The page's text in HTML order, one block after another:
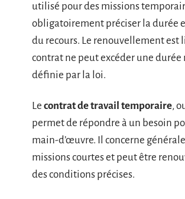
utilisé pour des missions
obligatoirement préciser la durée
du recours. Le renouvellement est
contrat ne peut excéder une durée
définie par la loi.
Le contrat de travail temporaire,
permet de répondre à un besoin
main-d’œuvre. Il concerne
missions courtes et peut être
des conditions précises.